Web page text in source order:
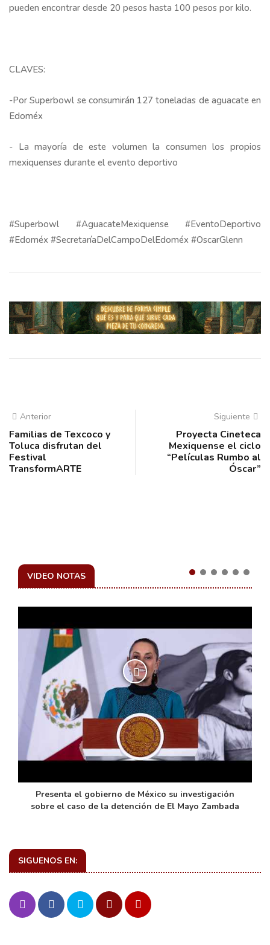
pueden encontrar desde 20 pesos hasta 100 pesos por kilo.
CLAVES:
-Por Superbowl se consumirán 127 toneladas de aguacate en
Edoméx
- La mayoría de este volumen la consumen los propios
mexiquenses durante el evento deportivo
#Superbowl #AguacateMexiquense #EventoDeportivo
#Edoméx #SecretaríaDelCampoDelEdoméx #OscarGlenn
Anterior
Familias de Texcoco y
Toluca disfrutan del
Festival
TransformARTE
Siguiente
Proyecta Cineteca
Mexiquense el ciclo
“Películas Rumbo al
Óscar”
VIDEO NOTAS
Presenta el gobierno de México su investigación
sobre el caso de la detención de El Mayo Zambada
SIGUENOS EN: